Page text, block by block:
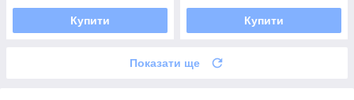
Купити Купити
Показати ще